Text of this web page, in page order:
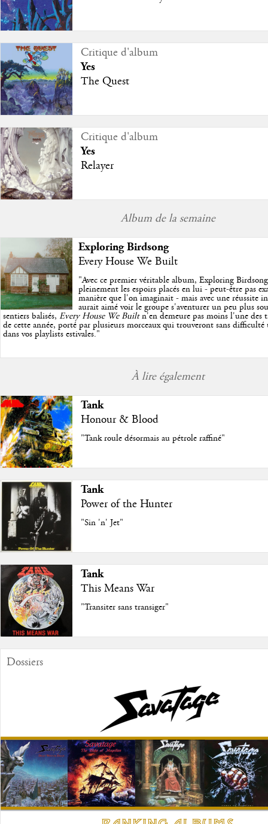
Critique d'album
Yes
The Quest
Critique d'album
Yes
Relayer
Album de la semaine
Exploring Birdsong
Every House We Built
"Avec ce premier véritable album, Exploring
pleinement les espoirs placés en lui - peut-être pas
manière que l'on imaginait - mais avec une réussite
aurait aimé voir le groupe s'aventurer un peu plus
sentiers balisés, Every House We Builtn'en demeure pas moins l'une des
de cette année, porté par plusieurs morceaux qui trouveront sans difficulté
dans vos playlists estivales."
À lire également
Tank
Honour & Blood
"Tank roule désormais au pétrole raffiné"
Tank
Power of the Hunter
"Sin 'n' Jet"
Tank
This Means War
"Transiter sans transiger"
Dossiers